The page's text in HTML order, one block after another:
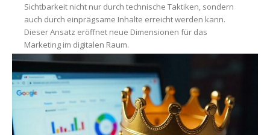
Sichtbarkeit nicht nur durch technische Taktiken, sondern
auch durch einprägsame Inhalte erreicht werden kann.
Dieser Ansatz eröffnet neue Dimensionen für das
Marketing im digitalen Raum.